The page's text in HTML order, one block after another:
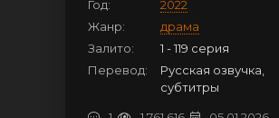
Год:
2022
Жанр:
драма
Залито:
1 - 119 серия
Перевод:
Русская озвучка,
субтитры